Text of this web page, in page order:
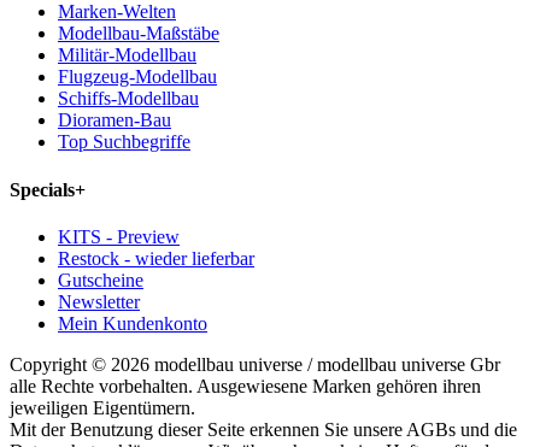
Marken-Welten
Modellbau-Maßstäbe
Militär-Modellbau
Flugzeug-Modellbau
Schiffs-Modellbau
Dioramen-Bau
Top Suchbegriffe
Specials+
KITS - Preview
Restock - wieder lieferbar
Gutscheine
Newsletter
Mein Kundenkonto
Copyright © 2026 modellbau universe / modellbau universe Gbr
alle Rechte vorbehalten. Ausgewiesene Marken gehören ihren
jeweiligen Eigentümern.
Mit der Benutzung dieser Seite erkennen Sie unsere AGBs und die